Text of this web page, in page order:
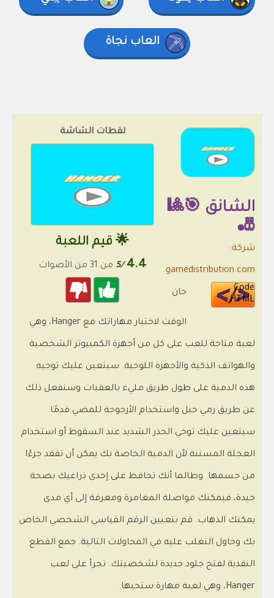
العاب نجاة
لقطات الشاشة
🌟 قيم اللعبة
4.4
/5 من 31 من الأصوات
الشانق 🎯🎱
🎳
شركة:
gamedistribution.com
Code
HTML
حان
الوقت لاختبار مهاراتك مع Hanger، وهي
لعبة متاحة للعب على كل من أجهزة الكمبيوتر الشخصية
والهواتف الذكية والأجهزة اللوحية. سيتعين عليك توجيه
هذه الدمية على طول طريق مليء بالعقبات وسنفعل ذلك
عن طريق رمي حبل واستخدام الأرجوحة للمضي قدمًا.
سيتعين عليك توخي الحذر الشديد عند السقوط أو استخدام
العجلة المسننة لأن الدمية الخاصة بك يمكن أن تفقد جزءًا
من جسمها. وطالما أنك تحافظ على إحدى ذراعيك بصحة
جيدة، فيمكنك مواصلة المغامرة ومعرفة إلى أي مدى
يمكنك الذهاب. قم بتعيين الرقم القياسي الشخصي الخاص
بك وحاول التغلب عليه في المحاولات التالية. جمع القطع
النقدية لفتح جلود جديدة لشخصيتك. تجرأ على لعب
Hanger، وهي لعبة مهارة ستحبها.